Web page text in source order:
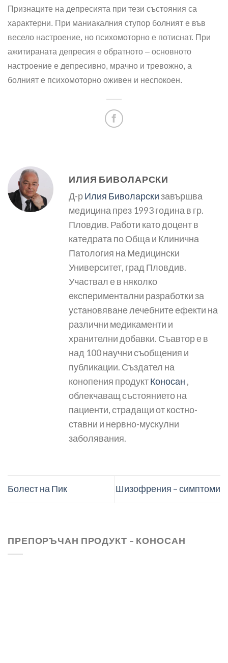
Признаците на депресията при тези състояния са
характерни. При маниакалния ступор болният е във
весело настроение, но психомоторно е потиснат. При
ажитираната депресия е обратното – основното
настроение е депресивно, мрачно и тревожно, а
болният е психомоторно оживен и неспокоен.
ИЛИЯ БИВОЛАРСКИ
Д-рИлия Биволарскизавършва
медицина през 1993 година в гр.
Пловдив. Работи като доцент в
катедрата по Обща и Клинична
Патология на Медицински
Университет, град Пловдив.
Участвал е в няколко
експериментални разработки за
установяване лечебните ефекти на
различни медикаменти и
хранителни добавки. Съавтор е в
над 100 научни съобщения и
публикации. Създател на
конопения продуктКоносан ,
облекчаващ състоянието на
пациенти, страдащи от костно-
ставни и нервно-мускулни
заболявания.
Болест на Пик Шизофрения – симптоми
ПРЕПОРЪЧАН ПРОДУКТ – КОНОСАН